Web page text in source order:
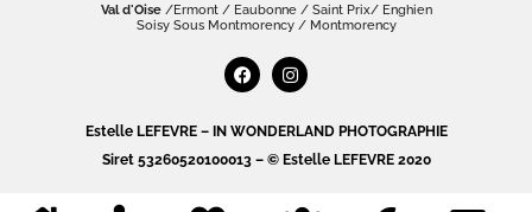
Val d'Oise/Ermont / Eaubonne / Saint Prix/ Enghien
Soisy Sous Montmorency / Montmorency
Estelle LEFEVRE – IN WONDERLAND PHOTOGRAPHIE
Siret 53260520100013 – © Estelle LEFEVRE 2020
Mentions légales